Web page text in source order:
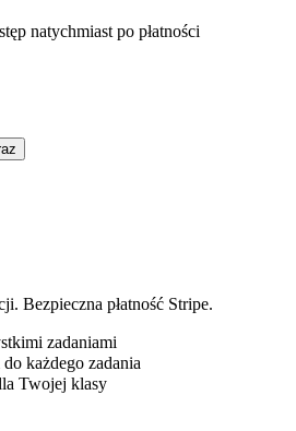
natychmiast po płatności
Bezpieczna płatność Stripe.
zadaniami
każdego zadania
Twojej klasy